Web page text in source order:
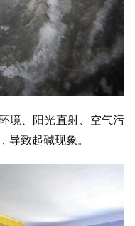
境、阳光直射、空气污
导致起碱现象。